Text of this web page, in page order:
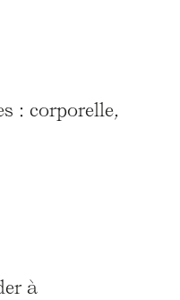
: corporelle,
à